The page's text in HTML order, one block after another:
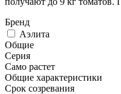
Бренд
Аэлита
Общие
Серия
Само растет
Общие характеристики
Срок созревания